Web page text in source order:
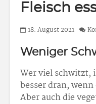
Fleisch
18. August 2021
Weniger
Wer viel schwitzt,
besser dran,
Aber auch die